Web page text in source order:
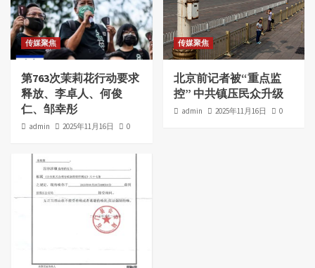
传媒聚焦
第763次茉莉花行动要求
释放、李卓人、何俊
仁、邹幸彤
admin 2025年11月16日 0
传媒聚焦
北京前记者被“重点监
控” 中共镇压民众升级
admin 2025年11月16日 0